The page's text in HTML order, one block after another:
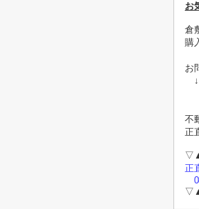
お
倉
購
お
不
正
正